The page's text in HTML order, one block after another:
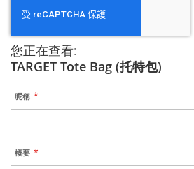
您正在查看:
TARGET Tote Bag (托特包)
昵稱
概要